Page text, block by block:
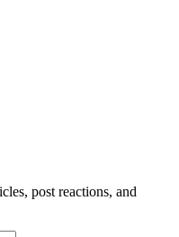
post reactions, and